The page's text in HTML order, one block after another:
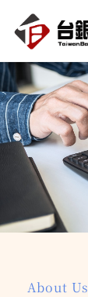
要
內
容
About Us